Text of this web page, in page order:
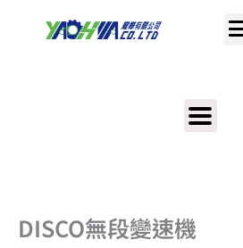
DISCO無段變速機